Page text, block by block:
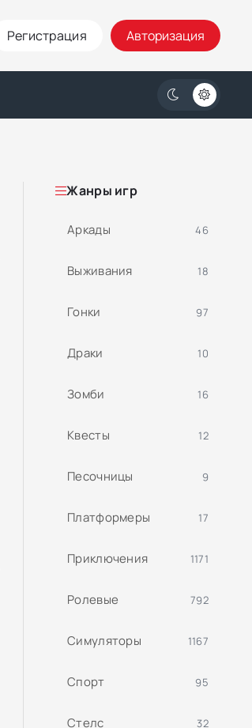
Регистрация Авторизация
Жанры игр
Аркады 46
Выживания 18
Гонки 97
Драки 10
Зомби 16
Квесты 12
Песочницы 9
Платформеры 17
Приключения 1171
Ролевые 792
Симуляторы 1167
Спорт 95
Стелс 32